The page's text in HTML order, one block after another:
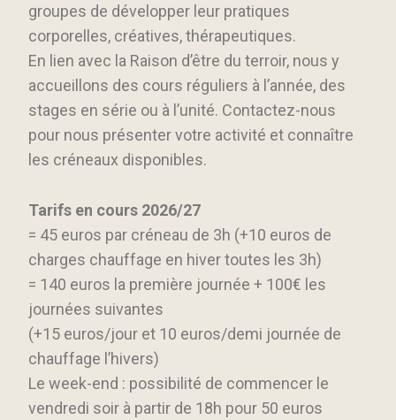
groupes de développer leur pratiques
corporelles, créatives, thérapeutiques.
En lien avec la Raison d’être du terroir, nous y
accueillons des cours réguliers à l’année, des
stages en série ou à l’unité. Contactez-nous
pour nous présenter votre activité et connaître
les créneaux disponibles.
Tarifs en cours 2026/27
= 45 euros par créneau de 3h (+10 euros de
charges chauffage en hiver toutes les 3h)
= 140 euros la première journée + 100€ les
journées suivantes
(+15 euros/jour et 10 euros/demi journée de
chauffage l’hivers)
Le week-end : possibilité de commencer le
vendredi soir à partir de 18h pour 50 euros